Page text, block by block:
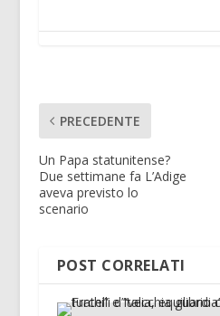
PRECEDENTE
Un Papa statunitense?
Due settimane fa L’Adige
aveva previsto lo
scenario
POST CORRELATI